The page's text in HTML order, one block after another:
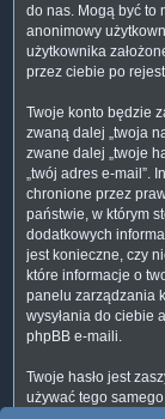
do nas. Mogą być to
anonimowy
użytkownika
przez ciebie po
Twoje konto będzie
zwaną dalej „twoja
zwane dalej „twoje
„twój adres e-mail”.
chronione przez
państwie, w którym
dodatkowych
jest konieczne, czy
które informacje o
panelu zarządzania
wysyłania do ciebie
phpBB e-maili.
Twoje hasło jest
używać tego